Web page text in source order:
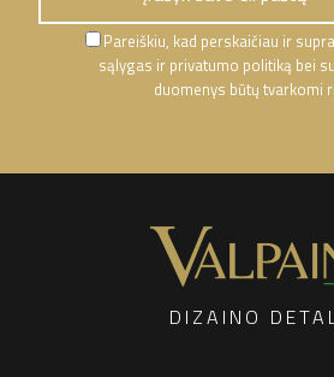
Pareiškiu, kad perskaičiau ir
sąlygas ir privatumo politiką bei
duomenys būtų tvarkomi
DIZAINO